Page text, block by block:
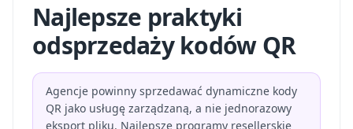
Najlepsze praktyki
odsprzedaży kodów QR
Agencje powinny sprzedawać dynamiczne kody
QR jako usługę zarządzaną, a nie jednorazowy
eksport pliku. Najlepsze programy resellerskie